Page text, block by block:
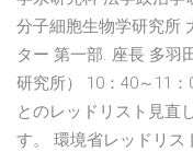
分子細胞生物学研究所
ター 第一部. 座長 多羽
研究所） 10：40～11
とのレッドリスト見直
す。 環境省レッドリス